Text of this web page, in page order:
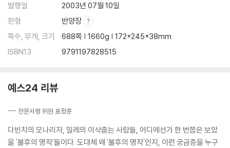
16 빛과 색채
- 16세기 초: 베네치아와 북부 이탈리아
17 새로운 지식의 확산
18 미술의 위기
19 발전하는 시각 세계
- 17세기 전반기: 가톨릭 교회권의 유럽
발행일
2003년 07월 10일
판형
반양장
쪽수, 무게, 크기
688쪽 | 1660g | 172*245*38mm
ISBN13
9791197828515
예스24 리뷰
--- 전문서평 위원 표정훈
다빈치의 모나리자, 밀레의 이삭줍는 사람들, 어디에선가 한 번쯤은 보았
을 '불후의 명작'들이다. 도대체 왜 '불후의 명작'인지, 이런 궁금증을 누구